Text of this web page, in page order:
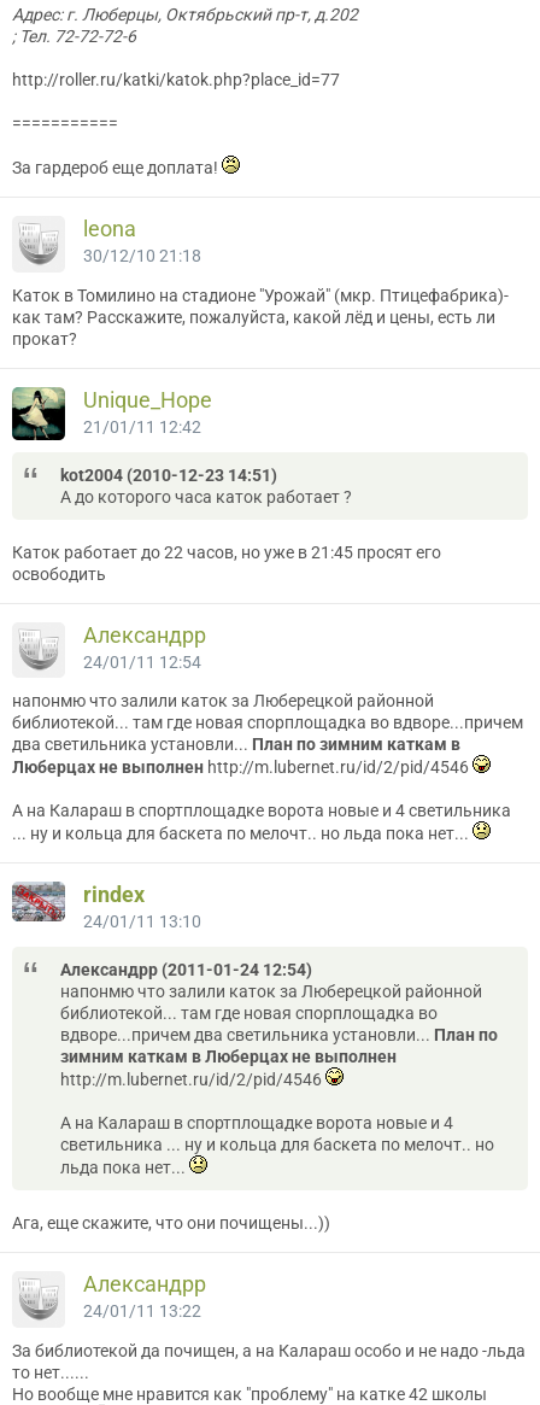
Адрес: г. Люберцы, Октябрьский пр-т, д.202
; Тел. 72-72-72-6
http://roller.ru/katki/katok.php?place_id=77
===========
За гардероб еще доплата!
leona
30/12/10 21:18
Каток в Томилино на стадионе "Урожай" (мкр. Птицефабрика)-
как там? Расскажите, пожалуйста, какой лёд и цены, есть ли
прокат?
Unique_Hope
21/01/11 12:42
kot2004 (2010-12-23 14:51)
А до которого часа каток работает ?
Каток работает до 22 часов, но уже в 21:45 просят его
освободить
Александрр
24/01/11 12:54
напонмю что залили каток за Люберецкой районной
библиотекой... там где новая спорплощадка во вдворе...причем
два светильника установли... План по зимним каткам в
Люберцах не выполнен http://m.lubernet.ru/id/2/pid/4546
А на Калараш в спортплощадке ворота новые и 4 светильника
... ну и кольца для баскета по мелочт.. но льда пока нет...
rindex
24/01/11 13:10
Александрр (2011-01-24 12:54)
напонмю что залили каток за Люберецкой районной
библиотекой... там где новая спорплощадка во
вдворе...причем два светильника установли... План по
зимним каткам в Люберцах не выполнен
http://m.lubernet.ru/id/2/pid/4546
А на Калараш в спортплощадке ворота новые и 4
светильника ... ну и кольца для баскета по мелочт.. но
льда пока нет...
Ага, еще скажите, что они почищены...))
Александрр
24/01/11 13:22
За библиотекой да почищен, а на Калараш особо и не надо -льда
то нет......
Но вообще мне нравится как "проблему" на катке 42 школы